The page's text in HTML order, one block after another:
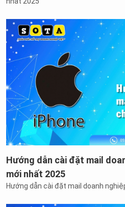
Hướng dẫn cài đặt mail
mới nhất 2025
Hướng dẫn cài đặt mail doanh